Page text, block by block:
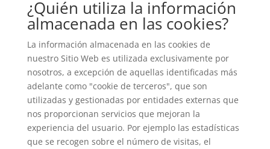
¿Quién utiliza la información
almacenada en las cookies?
La información almacenada en las cookies de
nuestro Sitio Web es utilizada exclusivamente por
nosotros, a excepción de aquellas identificadas más
adelante como "cookie de terceros", que son
utilizadas y gestionadas por entidades externas que
nos proporcionan servicios que mejoran la
experiencia del usuario. Por ejemplo las estadísticas
que se recogen sobre el número de visitas, el